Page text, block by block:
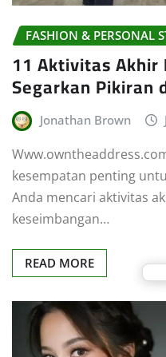
FASHION & PERSONAL
11 Aktivitas
Segarkan Pikiran
Jonathan Brown
kesempatan penting
Anda mencari aktivitas
keseimbangan…
READ MORE